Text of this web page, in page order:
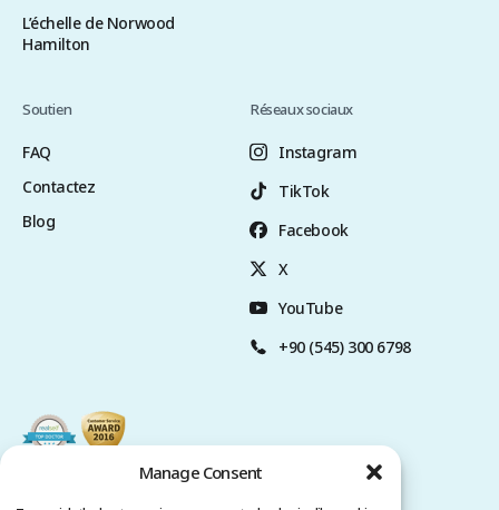
Manage Consent
L’échelle de Norwood
Hamilton
Soutien
FAQ
Contactez
Blog
Réseaux sociaux
Instagram
TikTok
Facebook
X
YouTube
+90 (545) 300 6798